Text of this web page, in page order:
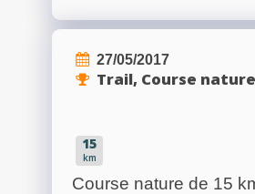
27/05/2017
Trail, Course nature
15
km
Course nature de 15